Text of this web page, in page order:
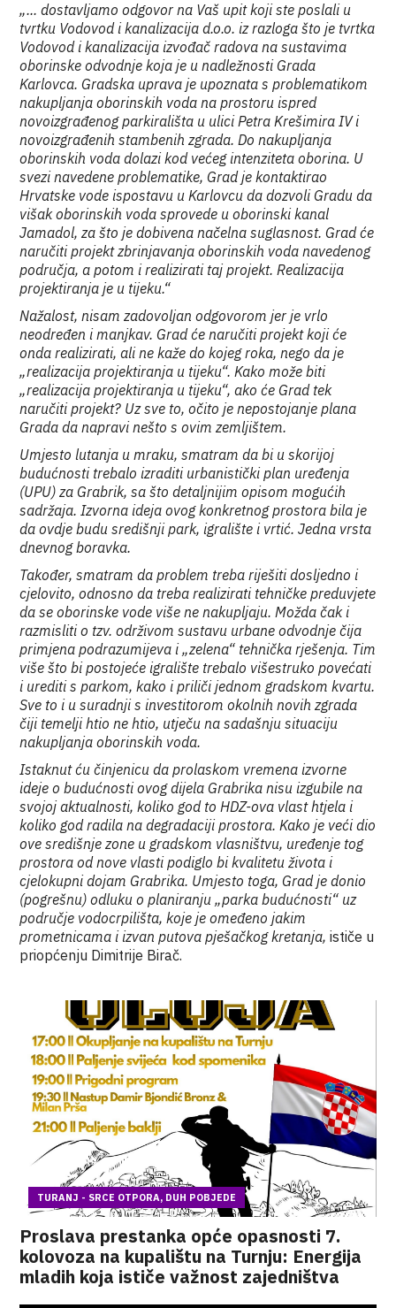
„... dostavljamo odgovor na Vaš upit koji ste poslali u
tvrtku Vodovod i kanalizacija d.o.o. iz razloga što je tvrtka
Vodovod i kanalizacija izvođač radova na sustavima
oborinske odvodnje koja je u nadležnosti Grada
Karlovca. Gradska uprava je upoznata s problematikom
nakupljanja oborinskih voda na prostoru ispred
novoizgrađenog parkirališta u ulici Petra Krešimira IV i
novoizgrađenih stambenih zgrada. Do nakupljanja
oborinskih voda dolazi kod većeg intenziteta oborina. U
svezi navedene problematike, Grad je kontaktirao
Hrvatske vode ispostavu u Karlovcu da dozvoli Gradu da
višak oborinskih voda sprovede u oborinski kanal
Jamadol, za što je dobivena načelna suglasnost. Grad će
naručiti projekt zbrinjavanja oborinskih voda navedenog
područja, a potom i realizirati taj projekt. Realizacija
projektiranja je u tijeku.“
Nažalost, nisam zadovoljan odgovorom jer je vrlo
neodređen i manjkav. Grad će naručiti projekt koji će
onda realizirati, ali ne kaže do kojeg roka, nego da je
„realizacija projektiranja u tijeku“. Kako može biti
„realizacija projektiranja u tijeku“, ako će Grad tek
naručiti projekt? Uz sve to, očito je nepostojanje plana
Grada da napravi nešto s ovim zemljištem.
Umjesto lutanja u mraku, smatram da bi u skorijoj
budućnosti trebalo izraditi urbanistički plan uređenja
(UPU) za Grabrik, sa što detaljnijim opisom mogućih
sadržaja. Izvorna ideja ovog konkretnog prostora bila je
da ovdje budu središnji park, igralište i vrtić. Jedna vrsta
dnevnog boravka.
Također, smatram da problem treba riješiti dosljedno i
cjelovito, odnosno da treba realizirati tehničke preduvjete
da se oborinske vode više ne nakupljaju. Možda čak i
razmisliti o tzv. održivom sustavu urbane odvodnje čija
primjena podrazumijeva i „zelena“ tehnička rješenja. Tim
više što bi postojeće igralište trebalo višestruko povećati
i urediti s parkom, kako i priliči jednom gradskom kvartu.
Sve to i u suradnji s investitorom okolnih novih zgrada
čiji temelji htio ne htio, utječu na sadašnju situaciju
nakupljanja oborinskih voda.
Istaknut ću činjenicu da prolaskom vremena izvorne
ideje o budućnosti ovog dijela Grabrika nisu izgubile na
svojoj aktualnosti, koliko god to HDZ-ova vlast htjela i
koliko god radila na degradaciji prostora. Kako je veći dio
ove središnje zone u gradskom vlasništvu, uređenje tog
prostora od nove vlasti podiglo bi kvalitetu života i
cjelokupni dojam Grabrika. Umjesto toga, Grad je donio
(pogrešnu) odluku o planiranju „parka budućnosti“ uz
područje vodocrpilišta, koje je omeđeno jakim
prometnicama i izvan putova pješačkog kretanja, ističe u
priopćenju Dimitrije Birač.
TURANJ - SRCE OTPORA, DUH POBJEDE
Proslava prestanka opće opasnosti 7.
kolovoza na kupalištu na Turnju: Energija
mladih koja ističe važnost zajedništva